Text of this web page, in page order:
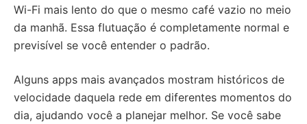
Wi-Fi mais lento do que o mesmo café vazio no meio
da manhã. Essa flutuação é completamente normal e
previsível se você entender o padrão.
Alguns apps mais avançados mostram históricos de
velocidade daquela rede em diferentes momentos do
dia, ajudando você a planejar melhor. Se você sabe